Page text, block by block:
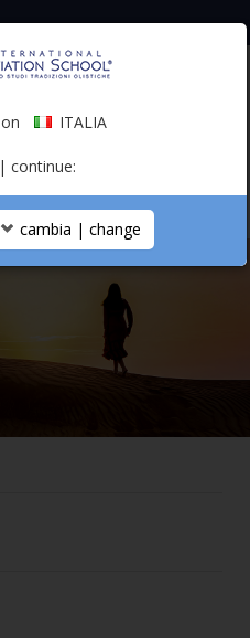
iscriviti alla mailing list
ITALIA
continue:
cambia | change